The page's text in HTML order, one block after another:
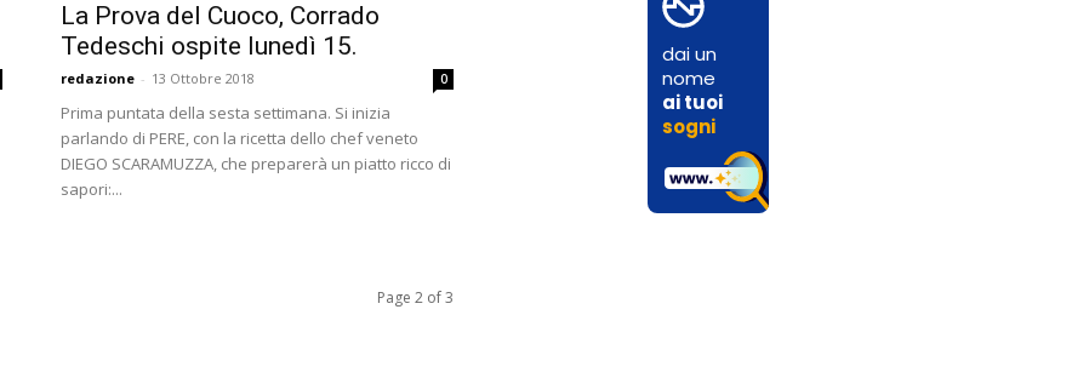
La Prova del Cuoco, Corrado
Tedeschi ospite lunedì 15.
redazione - 13 Ottobre 2018 0
Prima puntata della sesta settimana. Si inizia
parlando di PERE, con la ricetta dello chef veneto
DIEGO SCARAMUZZA, che preparerà un piatto ricco di
sapori:...
Page 2 of 3